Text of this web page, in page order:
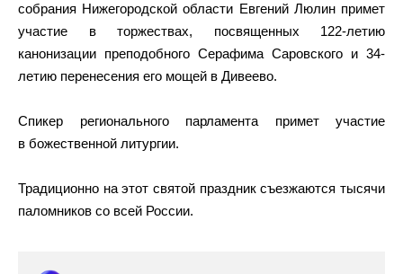
собрания Нижегородской области Евгений Люлин примет
участие в торжествах, посвященных 122-летию
канонизации преподобного Серафима Саровского и 34-
летию перенесения его мощей в Дивеево.
Спикер регионального парламента примет участие
в божественной литургии.
Традиционно на этот святой праздник съезжаются тысячи
паломников со всей России.